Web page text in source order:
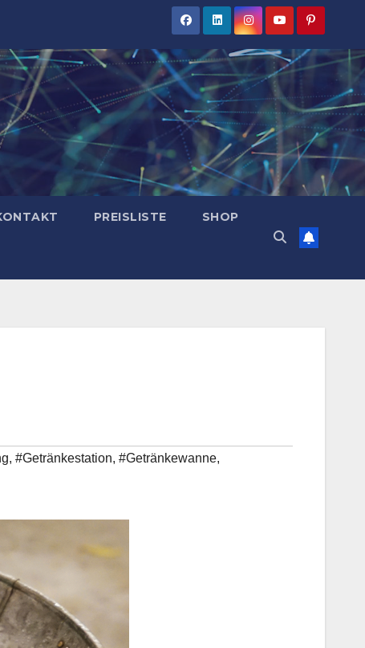
PREISLISTE SHOP
, #Getränkestation, #Getränkewanne,